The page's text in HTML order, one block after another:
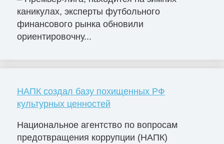
каникулах, эксперты футбольного
финансового рынка обновили
ориентировочну...
НАПК создал базу похищенных РФ
культурных ценностей
Национальное агентство по вопросам
предотвращения коррупции (НАПК)